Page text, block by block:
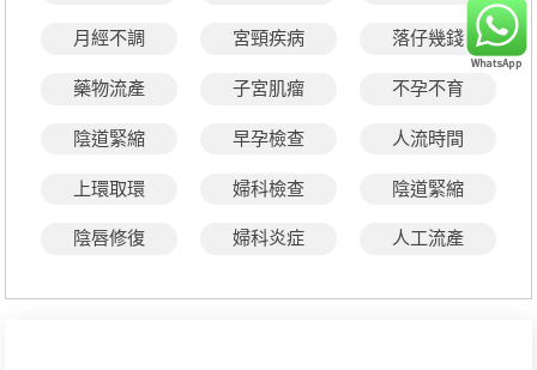
月經不調 宮頸疾病 落仔幾錢
藥物流產 子宮肌瘤 不孕不育
陰道緊縮 早孕檢查 人流時間
上環取環 婦科檢查 陰道緊縮
陰唇修復 婦科炎症 人工流產